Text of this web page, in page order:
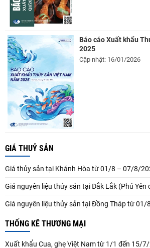
Báo cáo Xuất khẩu
2025
Cập nhật: 16/01/2026
GIÁ THUỶ SẢN
Giá thủy sản tại Khánh Hòa từ 01/8 – 07/8/
Giá nguyên liệu thủy sản tại Đắk Lắk (Phú
Giá nguyên liệu thủy sản tại Đồng Tháp từ
THỐNG KÊ THƯƠNG MẠI
Xuất khẩu Cua, ghẹ Việt Nam từ 1/1 đến 15/